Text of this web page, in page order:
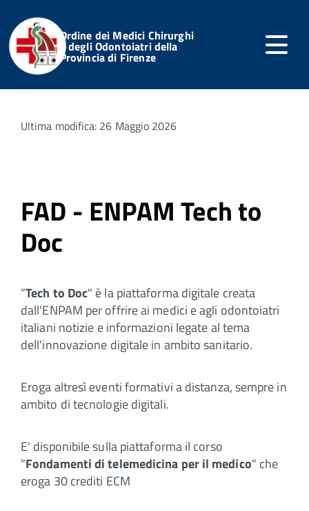
Ordine dei Medici Chirurghi
e degli Odontoiatri della
Provincia di Firenze
Home Formazione FAD - ENPAM Tech to Doc
Ultima modifica: 26 Maggio 2026
FAD - ENPAM Tech to
Doc
"Tech to Doc" è la piattaforma digitale creata
dall'ENPAM per offrire ai medici e agli odontoiatri
italiani notizie e informazioni legate al tema
dell'innovazione digitale in ambito sanitario.
Eroga altresì eventi formativi a distanza, sempre in
ambito di tecnologie digitali.
E' disponibile sulla piattaforma il corso
"Fondamenti di telemedicina per il medico" che
eroga 30 crediti ECM